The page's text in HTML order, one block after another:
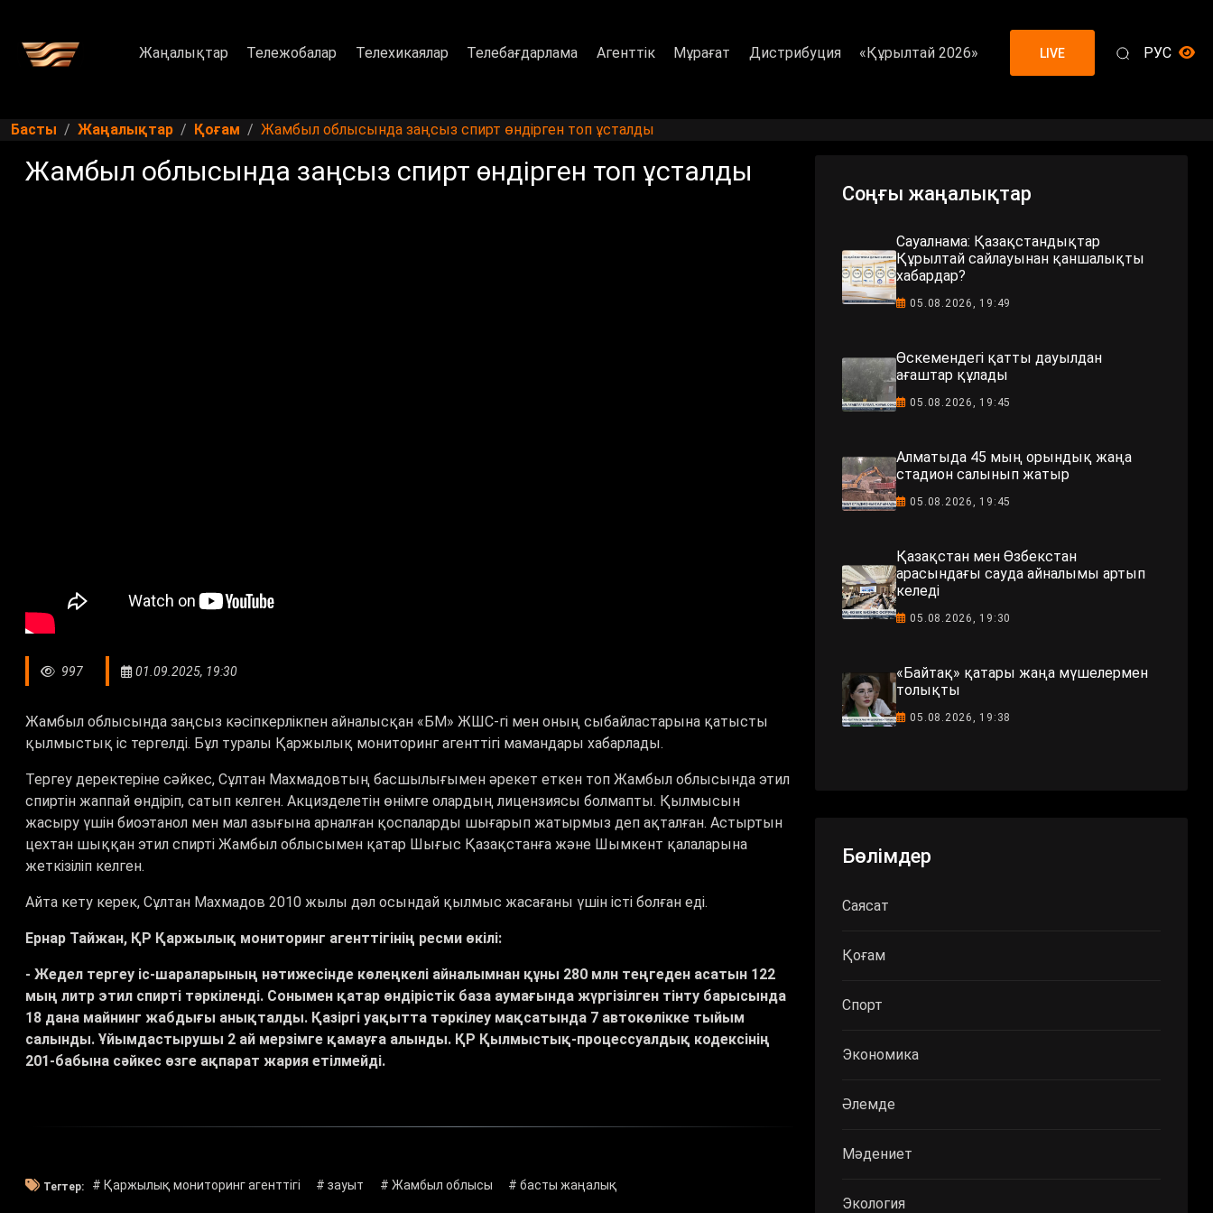
Жаңалықтар Тележобалар Телехикаялар Телебағдарлама Агенттік Мұрағат Дистрибуция «Құрылтай 2026» LIVE РУС
Басты Жаңалықтар Қоғам Жамбыл облысында заңсыз спирт өндірген топ ұсталды
Жамбыл облысында заңсыз спирт өндірген топ ұсталды
997 01.09.2025, 19:30
Жамбыл облысында заңсыз кәсіпкерлікпен айналысқан «БМ» ЖШС-гі мен оның сыбайластарына қатысты
қылмыстық іс тергелді. Бұл туралы Қаржылық мониторинг агенттігі мамандары хабарлады.
Тергеу деректеріне сәйкес, Сұлтан Махмадовтың басшылығымен әрекет еткен топ Жамбыл облысында этил
спиртін жаппай өндіріп, сатып келген. Акцизделетін өнімге олардың лицензиясы болмапты. Қылмысын
жасыру үшін биоэтанол мен мал азығына арналған қоспаларды шығарып жатырмыз деп ақталған. Астыртын
цехтан шыққан этил спирті Жамбыл облысымен қатар Шығыс Қазақстанға және Шымкент қалаларына
жеткізіліп келген.
Айта кету керек, Сұлтан Махмадов 2010 жылы дәл осындай қылмыс жасағаны үшін істі болған еді.
Ернар Тайжан, ҚР Қаржылық мониторинг агенттігінің ресми өкілі:
- Жедел тергеу іс-шараларының нәтижесінде көлеңкелі айналымнан құны 280 млн теңгеден асатын 122
мың литр этил спирті тәркіленді. Сонымен қатар өндірістік база аумағында жүргізілген тінту барысында
18 дана майнинг жабдығы анықталды. Қазіргі уақытта тәркілеу мақсатында 7 автокөлікке тыйым
салынды. Ұйымдастырушы 2 ай мерзімге қамауға алынды. ҚР Қылмыстық-процессуалдық кодексінің
201-бабына сәйкес өзге ақпарат жария етілмейді.
Тегтер: # Қаржылық мониторинг агенттігі # зауыт # Жамбыл облысы # басты жаңалық
Соңғы жаңалықтар
Сауалнама: Қазақстандықтар
Құрылтай сайлауынан қаншалықты
хабардар?
05.08.2026, 19:49
Өскемендегі қатты дауылдан
ағаштар құлады
05.08.2026, 19:45
Алматыда 45 мың орындық жаңа
стадион салынып жатыр
05.08.2026, 19:45
Қазақстан мен Өзбекстан
арасындағы сауда айналымы артып
келеді
05.08.2026, 19:30
«Байтақ» қатары жаңа мүшелермен
толықты
05.08.2026, 19:38
Бөлімдер
Саясат
Қоғам
Спорт
Экономика
Әлемде
Мәдениет
Экология